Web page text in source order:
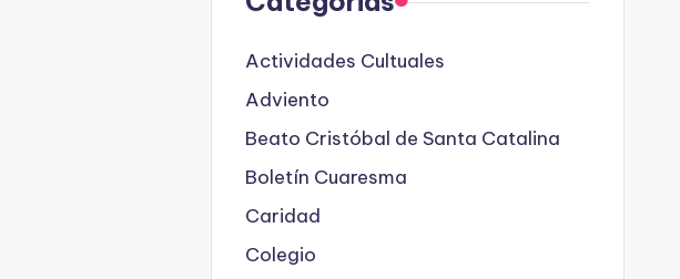
Actividades Cultuales
Adviento
Beato Cristóbal de Santa Catalina
Boletín Cuaresma
Caridad
Colegio